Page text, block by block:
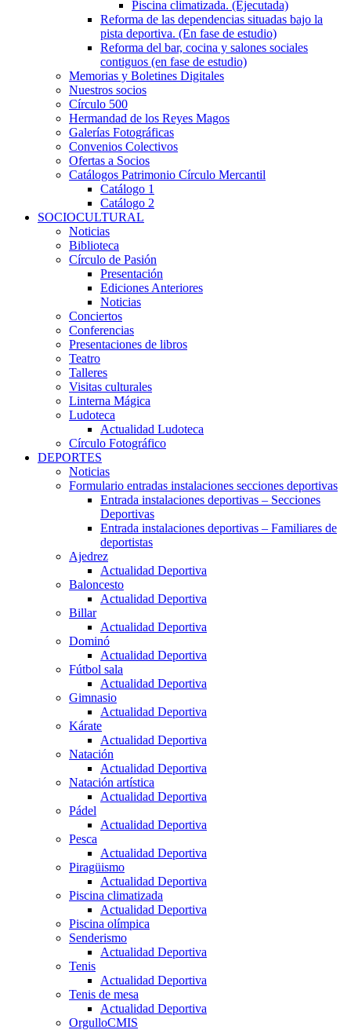
Piscina climatizada. (Ejecutada)
Reforma de las dependencias situadas bajo la
pista deportiva. (En fase de estudio)
Reforma del bar, cocina y salones sociales
contiguos (en fase de estudio)
Memorias y Boletines Digitales
Nuestros socios
Círculo 500
Hermandad de los Reyes Magos
Galerías Fotográficas
Convenios Colectivos
Ofertas a Socios
Catálogos Patrimonio Círculo Mercantil
Catálogo 1
Catálogo 2
SOCIOCULTURAL
Noticias
Biblioteca
Círculo de Pasión
Presentación
Ediciones Anteriores
Noticias
Conciertos
Conferencias
Presentaciones de libros
Teatro
Talleres
Visitas culturales
Linterna Mágica
Ludoteca
Actualidad Ludoteca
Círculo Fotográfico
DEPORTES
Noticias
Formulario entradas instalaciones secciones deportivas
Entrada instalaciones deportivas – Secciones
Deportivas
Entrada instalaciones deportivas – Familiares de
deportistas
Ajedrez
Actualidad Deportiva
Baloncesto
Actualidad Deportiva
Billar
Actualidad Deportiva
Dominó
Actualidad Deportiva
Fútbol sala
Actualidad Deportiva
Gimnasio
Actualidad Deportiva
Kárate
Actualidad Deportiva
Natación
Actualidad Deportiva
Natación artística
Actualidad Deportiva
Pádel
Actualidad Deportiva
Pesca
Actualidad Deportiva
Piragüismo
Actualidad Deportiva
Piscina climatizada
Actualidad Deportiva
Piscina olímpica
Senderismo
Actualidad Deportiva
Tenis
Actualidad Deportiva
Tenis de mesa
Actualidad Deportiva
OrgulloCMIS